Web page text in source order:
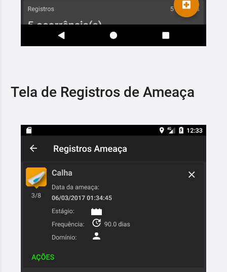
Tela de Registros de Ameaça